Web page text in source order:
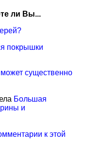
ли Вы...
покрышки
может существенно
Большая
и
к этой